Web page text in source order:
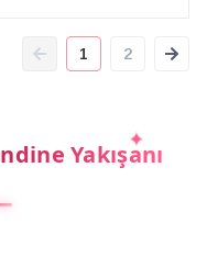
1 2
Yakışanı